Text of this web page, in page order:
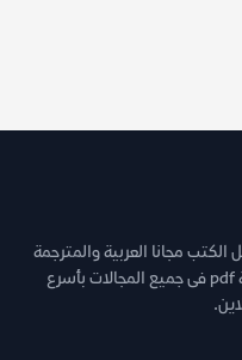
مجانا العربية والمترجمة
والروايات والقصص وغيرها من كتب مجانية pdf فى جميع المجالات بأسرع